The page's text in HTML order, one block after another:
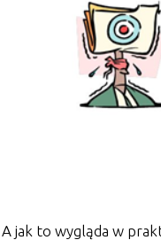
A jak to wygląda w